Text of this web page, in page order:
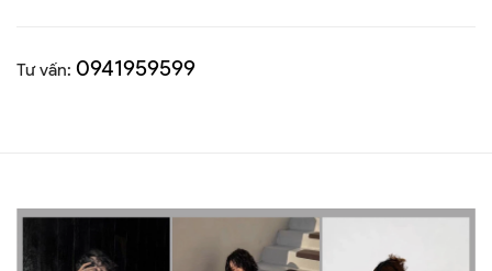
Tư vấn: 0941959599